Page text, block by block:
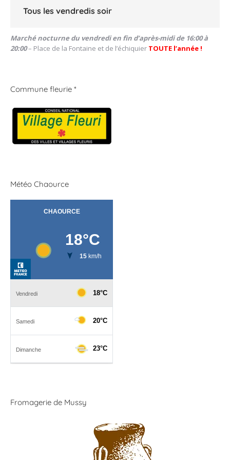
Tous les vendredis soir
Marché nocturne du vendredi en fin d’après-midi de 16:00 à
20:00– Place de la Fontaine et de l’échiquier TOUTE l’année !
Commune fleurie *
Météo Chaource
Fromagerie de Mussy